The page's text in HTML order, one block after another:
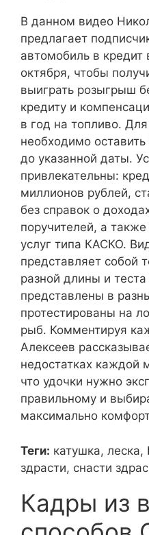
В данном видео
предлагает
автомобиль в кредит
октября, чтобы
выиграть розыгрыш
кредиту и
в год на топливо.
необходимо
до указанной даты.
привлекательны:
миллионов рублей,
без справок о
поручителей, а
услуг типа КАСКО.
представляет собой
разной длины и
представлены в
протестированы на
рыб. Комментируя
Алексеев
недостатках каждой
что удочки нужно
правильному и
максимально
Теги: катушка, леска,
здрасти, снасти
Кадры из